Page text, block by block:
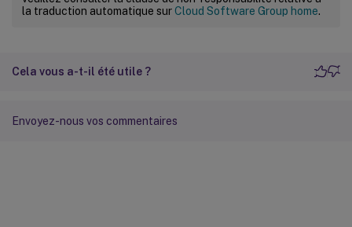
la traduction automatique surCloud Software Group home.
Cela vous a-t-il été utile ?
Envoyez-nous vos commentaires